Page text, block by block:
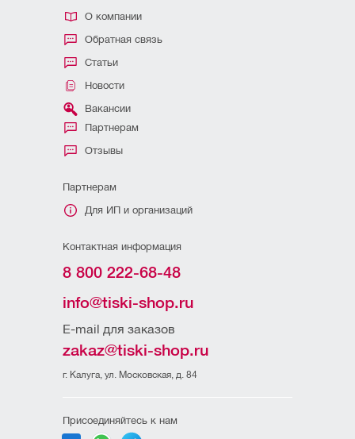
О компании
Обратная связь
Статьи
Новости
Вакансии
Партнерам
Отзывы
Партнерам
Для ИП и организаций
Контактная информация
8 800 222-68-48
info@tiski-shop.ru
E-mail для заказов
zakaz@tiski-shop.ru
г. Калуга, ул. Московская, д. 84
Присоединяйтесь к нам